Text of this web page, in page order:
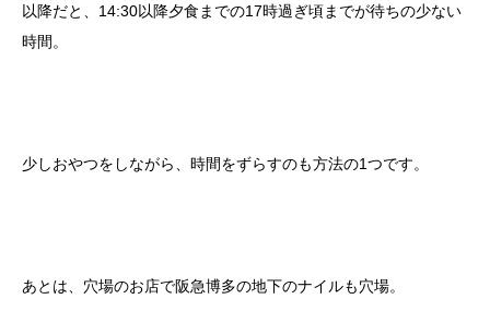
以降だと、14:30以降夕食までの17時過ぎ頃までが待ちの少ない
時間。
少しおやつをしながら、時間をずらすのも方法の1つです。
あとは、穴場のお店で阪急博多の地下のナイルも穴場。